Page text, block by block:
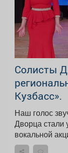
Солисты
Кузбасс».
Наш голос
Дворца стали
вокальной